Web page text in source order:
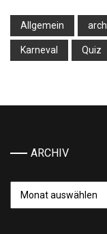
Allgemein
Karneval Quiz
ARCHIV